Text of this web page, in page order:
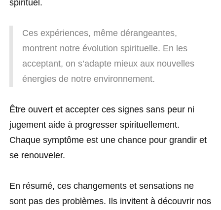
spirituel.
Ces expériences, même dérangeantes,
montrent notre évolution spirituelle. En les
acceptant, on s’adapte mieux aux nouvelles
énergies de notre environnement.
Être ouvert et accepter ces signes sans peur ni
jugement aide à progresser spirituellement.
Chaque symptôme est une chance pour grandir et
se renouveler.
En résumé, ces changements et sensations ne
sont pas des problèmes. Ils invitent à découvrir nos